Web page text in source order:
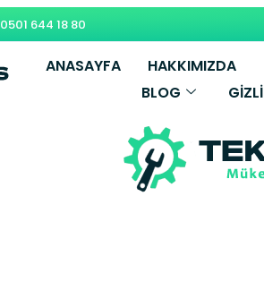
0501 644 18 80
ANASAYFA HAKKIMIZDA
BLOG